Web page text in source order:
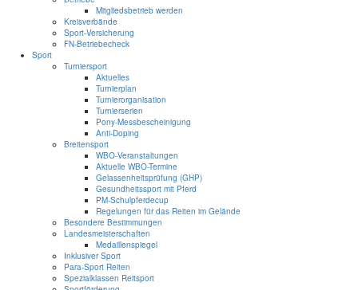
Mitgliedsbetrieb werden
Kreisverbände
Sport-Versicherung
FN-Betriebecheck
Sport
Turniersport
Aktuelles
Turnierplan
Turnierorganisation
Turnierserien
Pony-Messbescheinigung
Anti-Doping
Breitensport
WBO-Veranstaltungen
Aktuelle WBO-Termine
Gelassenheitsprüfung (GHP)
Gesundheitssport mit Pferd
PM-Schulpferdecup
Regelungen für das Reiten im Gelände
Besondere Bestimmungen
Landesmeisterschaften
Medaillenspiegel
Inklusiver Sport
Para-Sport Reiten
Spezialklassen Reitsport